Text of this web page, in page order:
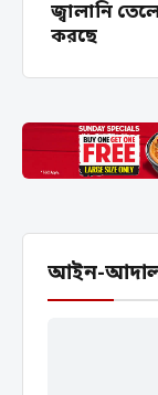
জ্বালানি
করছে
আইন-